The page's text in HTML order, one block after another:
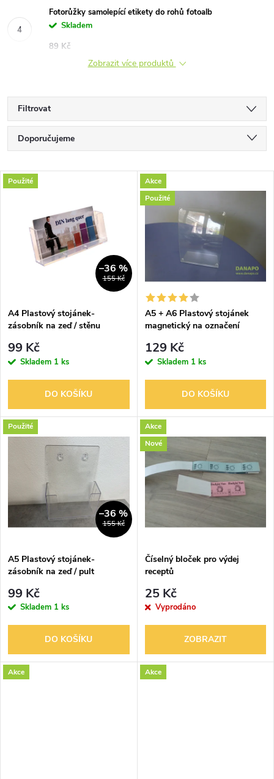
Fotorůžky samolepící etikety do rohů fotoalb
Skladem
89 Kč
Zobrazit více produktů
Filtrovat
Ř
a
p
r
o
d
u
t
ů
Doporučujeme
Nejdražší
Nejprodávanější
Abecedně
V
s
p
r
d
k
t
ů
Použité
155 Kč
–36 %
A4 Plastový stojánek-
zásobník na zeď / stěnu
99 Kč
Skladem 1 ks
DO KOŠÍKU
Akce
Použité
A5 + A6 Plastový stojánek
magnetický na označení
129 Kč
Skladem 1 ks
DO KOŠÍKU
Použité
155 Kč
–36 %
A5 Plastový stojánek-
zásobník na zeď / pult
99 Kč
Skladem 1 ks
DO KOŠÍKU
Akce
Nové
Číselný bloček pro výdej
receptů
25 Kč
Vyprodáno
ZOBRAZIT
Akce Akce